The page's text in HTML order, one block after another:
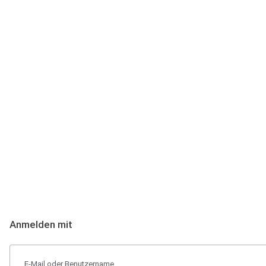
Anmelden mit